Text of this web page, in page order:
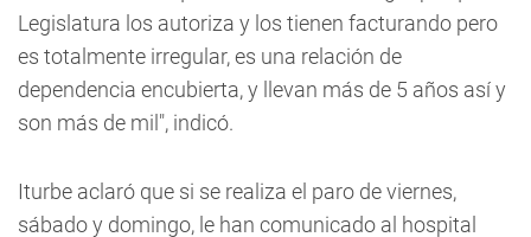
Legislatura los autoriza y los tienen facturando pero
es totalmente irregular, es una relación de
dependencia encubierta, y llevan más de 5 años así y
son más de mil", indicó.
Iturbe aclaró que si se realiza el paro de viernes,
sábado y domingo, le han comunicado al hospital